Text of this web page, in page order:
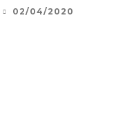
02/04/2020